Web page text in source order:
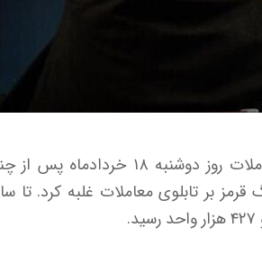
به گزارش اقتصاد آنلاین به نقل از خبرآنلاین، بورس تهران در معاملات